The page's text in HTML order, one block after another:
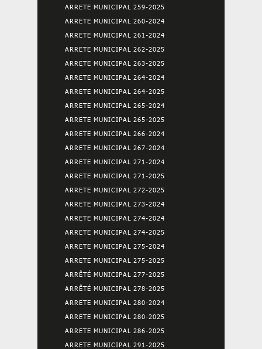
ARRETE MUNICIPAL 259-2025
ARRETE MUNICIPAL 260-2024
ARRETE MUNICIPAL 261-2024
ARRETE MUNICIPAL 262-2025
ARRETE MUNICIPAL 263-2025
ARRETE MUNICIPAL 264-2024
ARRETE MUNICIPAL 264-2025
ARRETE MUNICIPAL 265-2024
ARRETE MUNICIPAL 265-2025
ARRETE MUNICIPAL 266-2024
ARRETE MUNICIPAL 267-2024
ARRETE MUNICIPAL 271-2024
ARRETE MUNICIPAL 271-2025
ARRETE MUNICIPAL 272-2025
ARRETE MUNICIPAL 273-2024
ARRETE MUNICIPAL 274-2024
ARRETE MUNICIPAL 274-2025
ARRETE MUNICIPAL 275-2024
ARRETE MUNICIPAL 275-2025
ARRÊTÉ MUNICIPAL 277-2025
ARRÊTÉ MUNICIPAL 278-2025
ARRETE MUNICIPAL 280-2024
ARRETE MUNICIPAL 280-2025
ARRETE MUNICIPAL 286-2025
ARRETE MUNICIPAL 291-2025